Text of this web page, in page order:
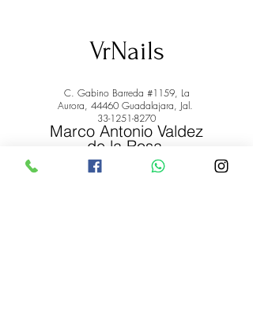
VrNails
C. Gabino Barreda #1159, La
Aurora, 44460 Guadalajara, Jal.
33-1251-8270
Marco Antonio Valdez
de la Rosa.
RFC: VARM900908ER2